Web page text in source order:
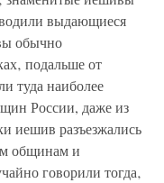
выдающиеся
обычно
подальше от
туда наиболее
России, даже из
иешив разъезжались
общинам и
говорили тогда‚